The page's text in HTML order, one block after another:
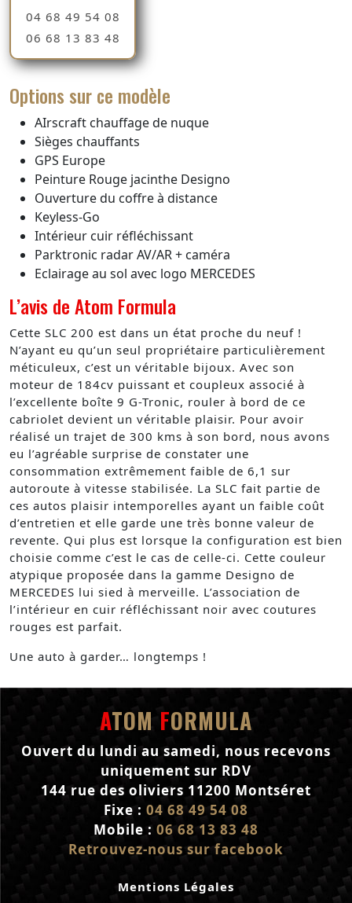
04 68 49 54 08
06 68 13 83 48
Options sur ce modèle
AIrscraft chauffage de nuque
Sièges chauffants
GPS Europe
Peinture Rouge jacinthe Designo
Ouverture du coffre à distance
Keyless-Go
Intérieur cuir réfléchissant
Parktronic radar AV/AR + caméra
Eclairage au sol avec logo MERCEDES
L’avis de Atom Formula
Cette SLC 200 est dans un état proche du neuf !
N’ayant eu qu’un seul propriétaire particulièrement
méticuleux, c’est un véritable bijoux. Avec son
moteur de 184cv puissant et coupleux associé à
l’excellente boîte 9 G-Tronic, rouler à bord de ce
cabriolet devient un véritable plaisir. Pour avoir
réalisé un trajet de 300 kms à son bord, nous avons
eu l’agréable surprise de constater une
consommation extrêmement faible de 6,1 sur
autoroute à vitesse stabilisée. La SLC fait partie de
ces autos plaisir intemporelles ayant un faible coût
d’entretien et elle garde une très bonne valeur de
revente. Qui plus est lorsque la configuration est bien
choisie comme c’est le cas de celle-ci. Cette couleur
atypique proposée dans la gamme Designo de
MERCEDES lui sied à merveille. L’association de
l’intérieur en cuir réfléchissant noir avec coutures
rouges est parfait.
Une auto à garder… longtemps !
ATOM FORMULA
Ouvert du lundi au samedi, nous recevons
uniquement sur RDV
144 rue des oliviers 11200 Montséret
Fixe : 04 68 49 54 08
Mobile : 06 68 13 83 48
Retrouvez-nous sur facebook
Mentions Légales